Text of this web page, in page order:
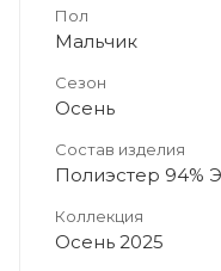
Пол
Мальчик
Сезон
Осень
Состав изделия
Полиэстер 94%
Коллекция
Осень 2025